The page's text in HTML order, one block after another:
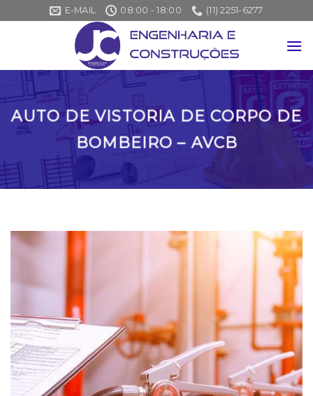
to
E-MAIL 08:00 - 18:00 (11) 2251-6277
AUTO DE VISTORIA DE CORPO DE
BOMBEIRO – AVCB